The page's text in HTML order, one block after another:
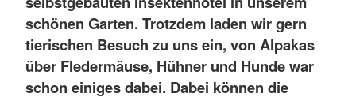
schönen Garten. Trotzdem laden wir gern
tierischen Besuch zu uns ein, von Alpakas
über Fledermäuse, Hühner und Hunde war
schon einiges dabei. Dabei können die